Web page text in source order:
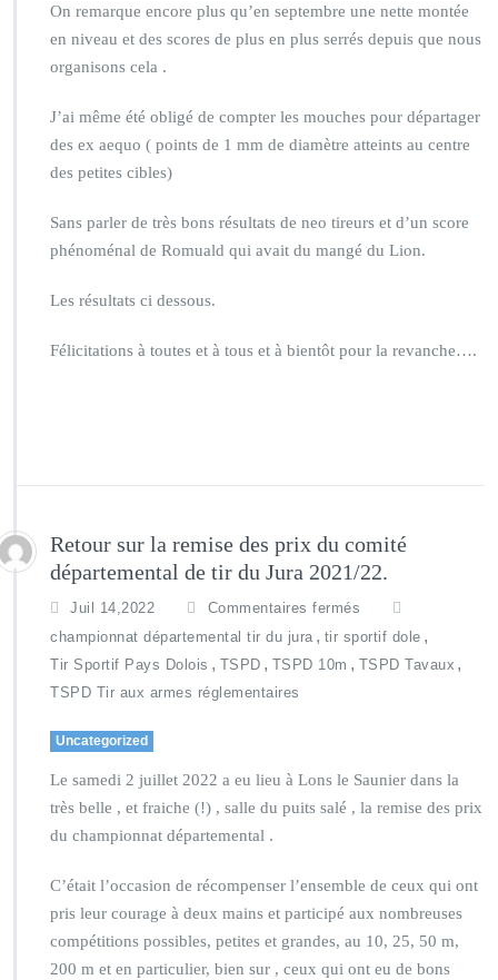
On remarque encore plus qu’en septembre une nette montée
en niveau et des scores de plus en plus serrés depuis que nous
organisons cela .
J’ai même été obligé de compter les mouches pour départager
des ex aequo ( points de 1 mm de diamètre atteints au centre
des petites cibles)
Sans parler de très bons résultats de neo tireurs et d’un score
phénoménal de Romuald qui avait du mangé du Lion.
Les résultats ci dessous.
Félicitations à toutes et à tous et à bientôt pour la revanche….
Retour sur la remise des prix du comité
départemental de tir du Jura 2021/22.
Juil 14,2022
Commentaires fermés
championnat départemental tir du jura , tir sportif dole ,
Tir Sportif Pays Dolois , TSPD , TSPD 10m , TSPD Tavaux ,
TSPD Tir aux armes réglementaires
Uncategorized
Le samedi 2 juillet 2022 a eu lieu à Lons le Saunier dans la
très belle , et fraiche (!) , salle du puits salé , la remise des prix
du championnat départemental .
C’était l’occasion de récompenser l’ensemble de ceux qui ont
pris leur courage à deux mains et participé aux nombreuses
compétitions possibles, petites et grandes, au 10, 25, 50 m,
200 m et en particulier, bien sur , ceux qui ont eu de bons